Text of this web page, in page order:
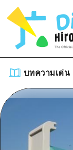
บทความเด่น
คอ